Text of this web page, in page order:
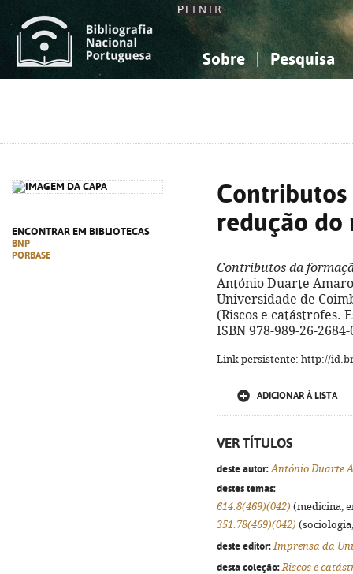
PT EN FR
Sobre Pesquisa
ENCONTRAR EM BIBLIOTECAS
BNP
PORBASE
redução do
Contributos da
António Duarte
Universidade de
(Riscos e catástrofes.
ISBN 978-989-26-2684-
Link persistente: http://
ADICIONAR À LISTA
VER TÍTULOS
deste autor: António Duarte
destes temas:
614.8(469)(042) (medicina,
351.78(469)(042)
deste editor: Imprensa da
desta coleção: Riscos e